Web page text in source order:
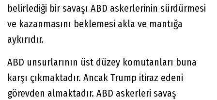
belirlediği bir savaşı ABD askerlerinin sürdürmesi
ve kazanmasını beklemesi akla ve mantığa
aykırıdır.
ABD unsurlarının üst düzey komutanları buna
karşı çıkmaktadır. Ancak Trump itiraz edeni
görevden almaktadır. ABD askerleri savaş